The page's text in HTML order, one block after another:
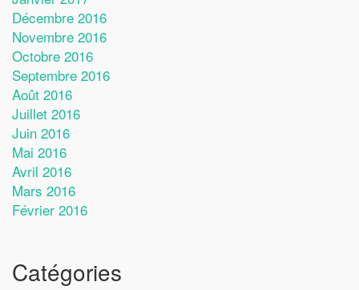
Décembre 2016
Novembre 2016
Octobre 2016
Septembre 2016
Août 2016
Juillet 2016
Juin 2016
Mai 2016
Avril 2016
Mars 2016
Février 2016
Catégories